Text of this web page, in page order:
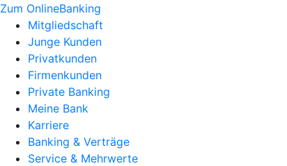
Zum OnlineBanking
Mitgliedschaft
Junge Kunden
Privatkunden
Firmenkunden
Private Banking
Meine Bank
Karriere
Banking & Verträge
Service & Mehrwerte